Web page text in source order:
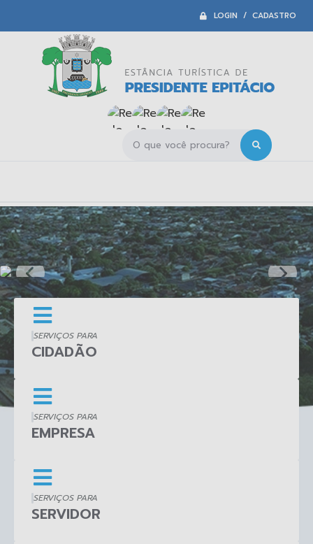
LOGIN / CADASTRO
CIDADÃO
SERVIÇOS PARA
EMPRESA
SERVIÇOS PARA
SERVIDOR
SERVIÇOS PARA